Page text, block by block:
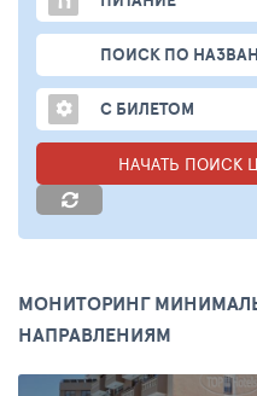
ПОИСК ПО
С БИЛЕТОМ
НАЧАТЬ ПОИСК
МОНИТОРИНГ
НАПРАВЛЕНИЯМ